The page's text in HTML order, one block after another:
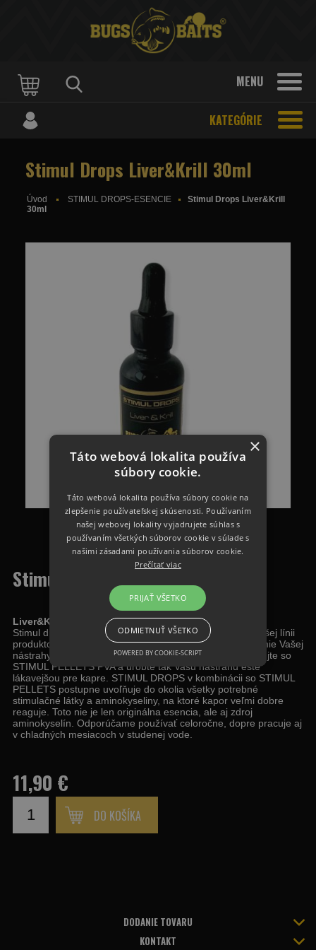
MENU
KATEGÓRIE
Stimul Drops Liver&Krill 30ml
Úvod STIMUL DROPS-ESENCIE
Stimul Drops Liver&Krill
30ml
Stimul Drops Liver&Krill 30ml
Liver&Krill STIMUL DROPS 30ml
Stimul drops boli vyvinuté tak, aby čo najlepšie ladili k našej línii
produktov NUTRIC WORLD. Môžete použiť na zvýraznenie Vašej
nástrahy, ale aj návnady, alebo jednoducho ich skombinujte so
STIMUL PELLETS PVA a urobte tak Vašu nástrahu ešte
lákavejšou pre kapre. STIMUL DROPS v kombinácii so STIMUL
PELLETS postupne uvoľňuje do okolia všetky potrebné
stimulačné látky a aminokyseliny, na ktoré kapor veľmi dobre
reaguje. Toto nie je len originálna esencia, ale aj zdroj
aminokyselín. Odporúčame používať celoročne, dopre pracuje aj
v chladných mesiacoch v studenej vode.
11,90 €
DO KOŠÍKA
DODANIE TOVARU
KONTAKT
×
Táto webová lokalita používa
súbory cookie.
Táto webová lokalita používa súbory cookie na
zlepšenie používateľskej skúsenosti. Používaním
našej webovej lokality vyjadrujete súhlas s
používaním všetkých súborov cookie v súlade s
našimi zásadami používania súborov cookie.
Prečítať viac
PRIJAŤ VŠETKO
ODMIETNUŤ VŠETKO
POWERED BY COOKIE-SCRIPT